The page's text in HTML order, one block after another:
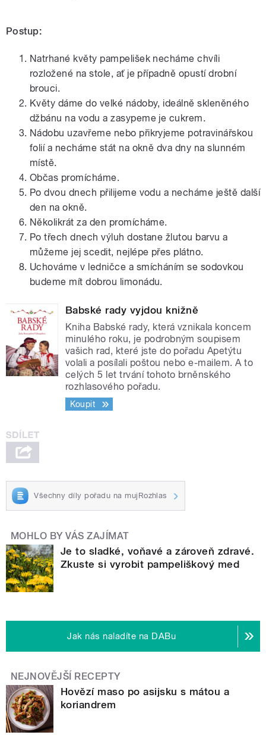
Postup:
Natrhané květy pampelišek necháme chvíli
rozložené na stole, ať je případně opustí drobní
brouci.
Květy dáme do velké nádoby, ideálně skleněného
džbánu na vodu a zasypeme je cukrem.
Nádobu uzavřeme nebo přikryjeme potravinářskou
folií a necháme stát na okně dva dny na slunném
místě.
Občas promícháme.
Po dvou dnech přilijeme vodu a necháme ještě další
den na okně.
Několikrát za den promícháme.
Po třech dnech výluh dostane žlutou barvu a
můžeme jej scedit, nejlépe přes plátno.
Uchováme v ledničce a smícháním se sodovkou
budeme mít dobrou limonádu.
Babské rady vyjdou knižně
Kniha Babské rady, která vznikala koncem
minulého roku, je podrobným soupisem
vašich rad, které jste do pořadu Apetýtu
volali a posílali poštou nebo e-mailem. A to
celých 5 let trvání tohoto brněnského
rozhlasového pořadu.
Koupit
Všechny díly pořadu na mujRozhlas
MOHLO BY VÁS ZAJÍMAT
Je to sladké, voňavé a zároveň zdravé.
Zkuste si vyrobit pampeliškový med
Jak nás naladíte na DABu
NEJNOVĚJŠÍ RECEPTY
Hovězí maso po asijsku s mátou a
koriandrem